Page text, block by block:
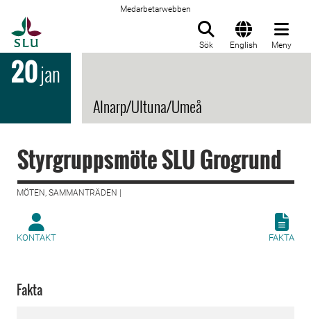
Medarbetarwebben
Sök English Meny
20jan
Alnarp/Ultuna/Umeå
Styrgruppsmöte SLU Grogrund
MÖTEN, SAMMANTRÄDEN |
KONTAKT FAKTA
Fakta